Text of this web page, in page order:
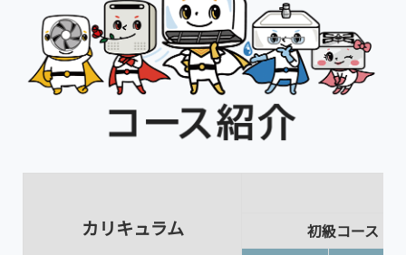
カリキュラム
初級コース